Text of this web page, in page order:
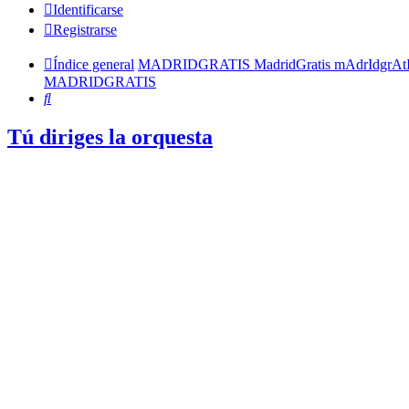
Identificarse
Registrarse
Índice general MADRIDGRATIS MadridGratis
MADRIDGRATIS
Buscar
Tú diriges la orquesta